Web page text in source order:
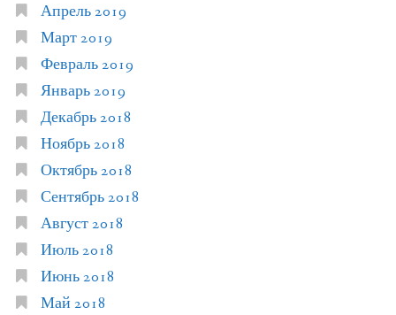
Апрель 2019
Март 2019
Февраль 2019
Январь 2019
Декабрь 2018
Ноябрь 2018
Октябрь 2018
Сентябрь 2018
Август 2018
Июль 2018
Июнь 2018
Май 2018